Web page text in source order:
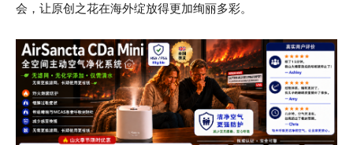
会，让原创之花在海外绽放得更加绚丽多彩。